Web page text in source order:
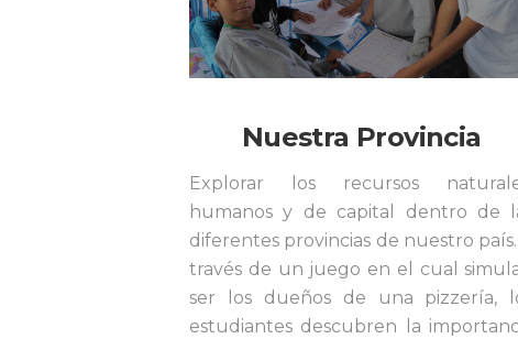
Nuestra Provincia
Explorar los recursos
humanos y de capital dentro de
diferentes provincias de nuestro
través de un juego en el cual
ser los dueños de una pizzería,
estudiantes descubren la